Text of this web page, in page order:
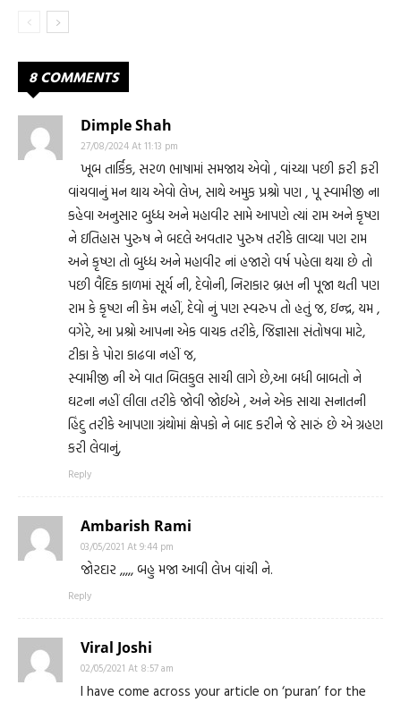
8 COMMENTS
Dimple Shah
27/08/2024 At 11:13 pm
ખૂબ તાર્કિક, સરળ ભાષામાં સમજાય એવો , વાંચ્યા પછી ફરી ફરી
વાંચવાનું મન થાય એવો લેખ, સાથે અમુક પ્રશ્રો પણ , પૂ સ્વામીજી ના
કહેવા અનુસાર બુધ્ધ અને મહાવીર સામે આપણે ત્યાં રામ અને કૃષ્ણ
ને ઇતિહાસ પુરુષ ને બદલે અવતાર પુરુષ તરીકે લાવ્યા પણ રામ
અને કૃષ્ણ તો બુધ્ધ અને મહાવીર નાં હજારો વર્ષ પહેલા થયા છે તો
પછી વૈદિક કાળમાં સૂર્ય ની, દેવોની, નિરાકાર બ્રહ્મ ની પૂજા થતી પણ
રામ કે કૃષ્ણ ની કેમ નહીં, દેવો નું પણ સ્વરુપ તો હતું જ, ઇન્દ્ર, યમ ,
વગેરે, આ પ્રશ્રો આપના એક વાચક તરીકે, જિજ્ઞાસા સંતોષવા માટે,
ટીકા કે પોરા કાઢવા નહીં જ,
સ્વામીજી ની એ વાત બિલકુલ સાચી લાગે છે,આ બધી બાબતો ને
ઘટના નહીં લીલા તરીકે જોવી જોઈએ , અને એક સાચા સનાતની
હિંદુ તરીકે આપણા ગ્રંથોમાં ક્ષેપકો ને બાદ કરીને જે સારું છે એ ગ્રહણ
કરી લેવાનું,
Reply
Ambarish Rami
03/05/2021 At 9:44 pm
જોરદાર ,,,,, બહુ મજા આવી લેખ વાંચી ને.
Reply
Viral Joshi
02/05/2021 At 8:57 am
I have come across your article on ‘puran’ for the